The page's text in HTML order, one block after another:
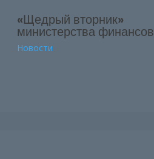
«Щедрый вторник»
министерства финансов
Новости